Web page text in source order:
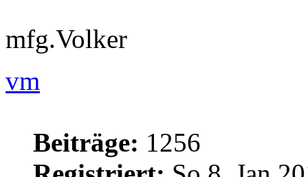
mfg.Volker
vm
Beiträge: 1256